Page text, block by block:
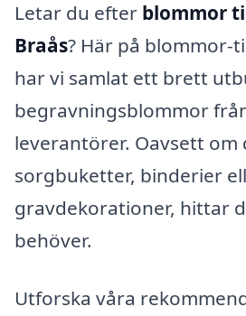
Letar du efter blommor
Braås? Här på blommor-
har vi samlat ett brett
begravningsblommor
leverantörer. Oavsett om
sorgbuketter, binderier
gravdekorationer, hittar
behöver.
Utforska våra